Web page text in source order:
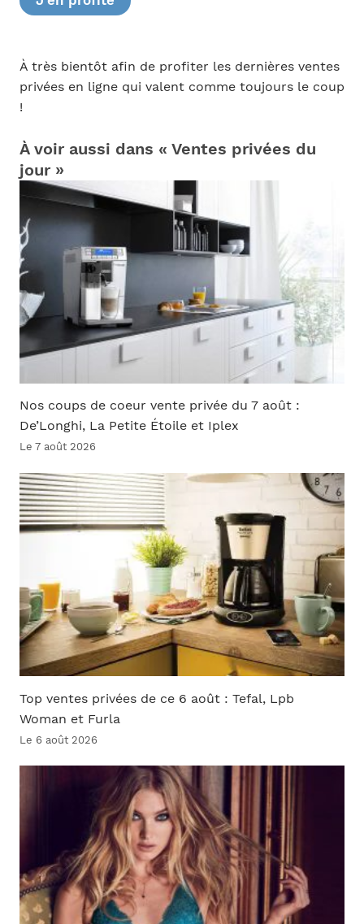
À très bientôt afin de profiter les dernières ventes
privées en ligne qui valent comme toujours le coup
!
À voir aussi dans « Ventes privées du
jour »
Nos coups de coeur vente privée du 7 août :
De’Longhi, La Petite Étoile et Iplex
Le 7 août 2026
Top ventes privées de ce 6 août : Tefal, Lpb
Woman et Furla
Le 6 août 2026